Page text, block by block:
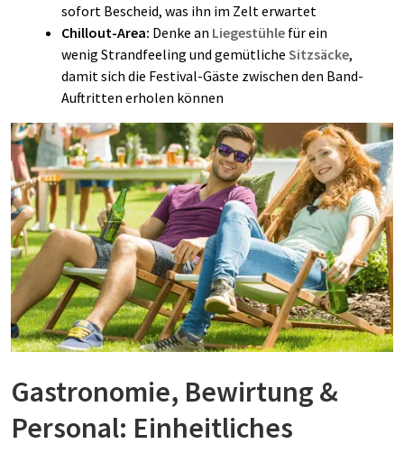
sofort Bescheid, was ihn im Zelt erwartet
Chillout-Area: Denke an Liegestühle für ein
wenig Strandfeeling und gemütliche Sitzsäcke,
damit sich die Festival-Gäste zwischen den Band-
Auftritten erholen können
Gastronomie, Bewirtung &
Personal: Einheitliches